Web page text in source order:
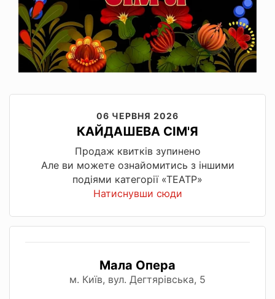
06 ЧЕРВНЯ 2026
КАЙДАШЕВА СІМ'Я
Продаж квитків зупинено
Але ви можете ознайомитись з іншими
подіями категорії «ТЕАТР»
Натиснувши сюди
Мала Опера
м. Київ, вул. Дегтярівська, 5